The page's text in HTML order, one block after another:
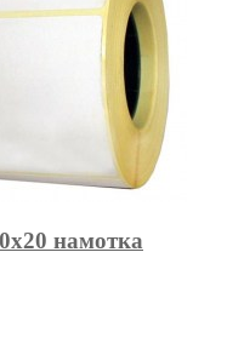
намотка